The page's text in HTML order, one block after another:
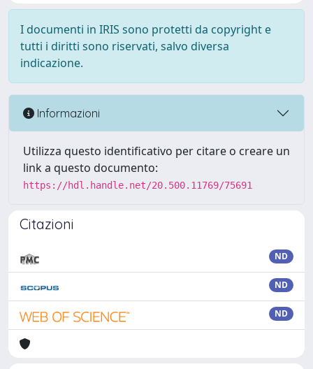
I documenti in IRIS sono protetti da copyright e
tutti i diritti sono riservati, salvo diversa
indicazione.
Informazioni
Utilizza questo identificativo per citare o creare un
link a questo documento:
https://hdl.handle.net/20.500.11769/75691
Citazioni
ND
ND
ND